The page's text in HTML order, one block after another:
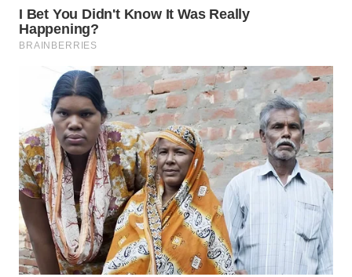
WN
MALUKU
MALUT
WN
DAIRI
WN
DANAU
TOBA
WN